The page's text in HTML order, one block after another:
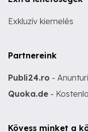
Exkluzív kiemelés
Partnereink
Publi24.ro -
Quoka.de -
Kövess minket a